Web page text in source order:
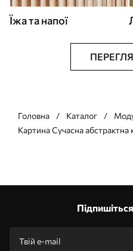
Їжа та напої
Головна Каталог
Картина Сучасна